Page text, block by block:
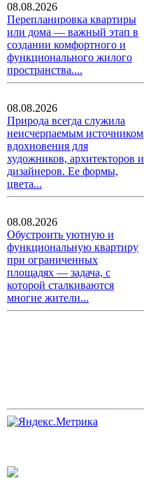
08.08.2026
Перепланировка квартиры
или дома — важный этап в
создании комфортного и
функционального жилого
пространства....
08.08.2026
Природа всегда служила
неисчерпаемым источником
вдохновения для
художников, архитекторов и
дизайнеров. Ее формы,
цвета...
08.08.2026
Обустроить уютную и
функциональную квартиру
при ограниченных
площадях — задача, с
которой сталкиваются
многие жители...